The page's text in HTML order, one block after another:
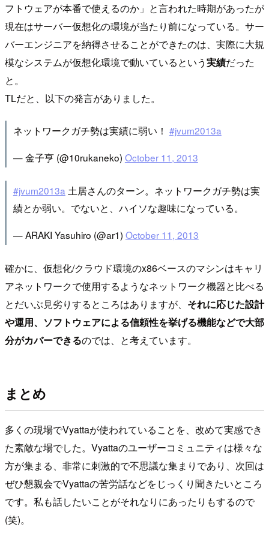
フトウェアが本番で使えるのか」と言われた時期があったが
現在はサーバー仮想化の環境が当たり前になっている。サー
バーエンジニアを納得させることができたのは、実際に大規
模なシステムが仮想化環境で動いているという実績だった
と。
TLだと、以下の発言がありました。
ネットワークガチ勢は実績に弱い！ #jvum2013a
— 金子亨 (@10rukaneko) October 11, 2013
#jvum2013a 土居さんのターン。ネットワークガチ勢は実
績とか弱い。でないと、ハイソな趣味になっている。
— ARAKI Yasuhiro (@ar1) October 11, 2013
確かに、仮想化/クラウド環境のx86ベースのマシンはキャリ
アネットワークで使用するようなネットワーク機器と比べる
とだいぶ見劣りするところはありますが、 それに応じた設計
や運用、ソフトウェアによる信頼性を挙げる機能などで大部
分がカバーできるのでは、と考えています。
まとめ
多くの現場でVyattaが使われていることを、改めて実感でき
た素敵な場でした。Vyattaのユーザーコミュニティは様々な
方が集まる、非常に刺激的で不思議な集まりであり、次回は
ぜひ懇親会でVyattaの苦労話などをじっくり聞きたいところ
です。私も話したいことがそれなりにあったりもするので
(笑)。